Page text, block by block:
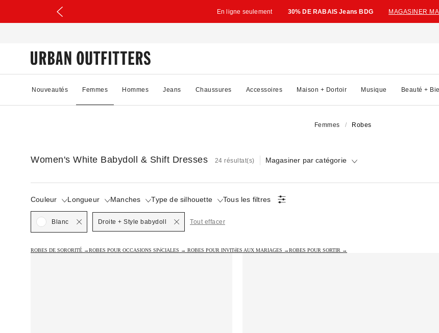
En ligne seulement 30% DE RABAIS Jeans BDG MAGASINER
Nouveautés Femmes Hommes Jeans Chaussures Accessoires Maison + Dortoir Musique Beauté +
Femmes Robes
Women's White Babydoll & Shift Dresses 24 résultat(s) Magasiner par catégorie
Couleur
Selected Longueur Manches Type de silhouette
Selected Tous les filtres
Blanc Droite + Style babydoll Tout effacer
ROBES DE SORORITÉ →ROBES POUR OCCASIONS SPéCIALES → ROBES POUR INVITéES AUX MARIAGES →ROBES POUR SORTIR →